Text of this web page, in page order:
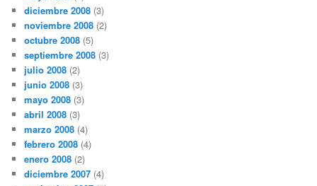
diciembre 2008 (3)
noviembre 2008 (2)
octubre 2008 (5)
septiembre 2008 (3)
julio 2008 (2)
junio 2008 (3)
mayo 2008 (3)
abril 2008 (3)
marzo 2008 (4)
febrero 2008 (4)
enero 2008 (2)
diciembre 2007 (4)